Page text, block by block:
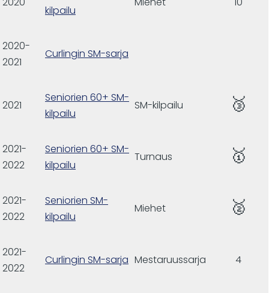
kilpailu
2020-
2021
Curlingin SM-sarja
2021
Seniorien 60+ SM-
kilpailu
SM-kilpailu 🥉
2021-
2022
Seniorien 60+ SM-
kilpailu
Turnaus 🥇
2021-
2022
Seniorien SM-
kilpailu
Miehet 🥈
2021-
2022
Curlingin SM-sarja Mestaruussarja 4